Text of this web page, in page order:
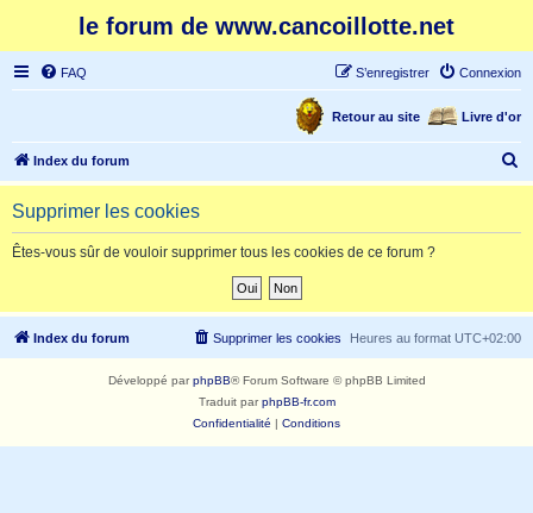
le forum de www.cancoillotte.net
FAQ Connexion
S’enregistrer
Livre d'or
Retour au site
Index du forum
e
h
Supprimer les cookies
Êtes-vous sûr de vouloir supprimer tous les cookies de ce forum ?
Index du forum Heures au format UTC+02:00
Supprimer les cookies
Développé parphpBB® Forum Software © phpBB Limited
Traduit parphpBB-fr.com
Confidentialité | Conditions